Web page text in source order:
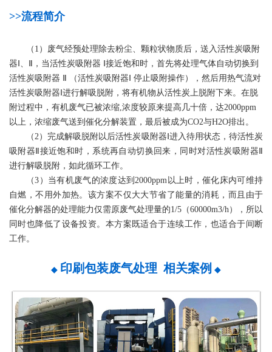
>>流程简介
（1）废气经预处理除去粉尘、颗粒状物质后，送入活性炭吸附
器Ⅰ、Ⅱ，当活性炭吸附器 Ⅰ接近饱和时，首先将处理气体自动切换到
活性炭吸附器 Ⅱ （活性炭吸附器Ⅰ 停止吸附操作），然后用热气流对
活性炭吸附器Ⅰ进行解吸脱附，将有机物从活性炭上脱附下来。在脱
附过程中，有机废气已被浓缩,浓度较原来提高几十倍，达2000ppm
以上，浓缩废气送到催化分解装置，最后被成为CO2与H2O排出。
（2）完成解吸脱附以后活性炭吸附器Ⅰ进入待用状态，待活性炭
吸附器Ⅱ接近饱和时，系统再自动切换回来，同时对活性炭吸附器Ⅱ
进行解吸脱附，如此循环工作。
（3）当有机废气的浓度达到2000ppm以上时，催化床内可维持
自燃，不用外加热。该方案不仅大大节省了能量的消耗，而且由于
催化分解器的处理能力仅需原废气处理量的1/5（60000m3/h），所以
同时也降低了设备投资。本方案既适合于连续工作，也适合于间断
工作。
◆ 印刷包装废气处理 相关案例 ◆